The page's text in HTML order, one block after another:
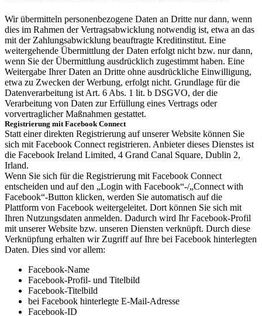
Wir übermitteln personenbezogene Daten an Dritte nur dann, wenn
dies im Rahmen der Vertragsabwicklung notwendig ist, etwa an das
mit der Zahlungsabwicklung beauftragte Kreditinstitut. Eine
weitergehende Übermittlung der Daten erfolgt nicht bzw. nur dann,
wenn Sie der Übermittlung ausdrücklich zugestimmt haben. Eine
Weitergabe Ihrer Daten an Dritte ohne ausdrückliche Einwilligung,
etwa zu Zwecken der Werbung, erfolgt nicht. Grundlage für die
Datenverarbeitung ist Art. 6 Abs. 1 lit. b DSGVO, der die
Verarbeitung von Daten zur Erfüllung eines Vertrags oder
vorvertraglicher Maßnahmen gestattet.
Registrierung mit Facebook Connect
Statt einer direkten Registrierung auf unserer Website können Sie
sich mit Facebook Connect registrieren. Anbieter dieses Dienstes ist
die Facebook Ireland Limited, 4 Grand Canal Square, Dublin 2,
Irland.
Wenn Sie sich für die Registrierung mit Facebook Connect
entscheiden und auf den „Login with Facebook“-/„Connect with
Facebook“-Button klicken, werden Sie automatisch auf die
Plattform von Facebook weitergeleitet. Dort können Sie sich mit
Ihren Nutzungsdaten anmelden. Dadurch wird Ihr Facebook-Profil
mit unserer Website bzw. unseren Diensten verknüpft. Durch diese
Verknüpfung erhalten wir Zugriff auf Ihre bei Facebook hinterlegten
Daten. Dies sind vor allem:
Facebook-Name
Facebook-Profil- und Titelbild
Facebook-Titelbild
bei Facebook hinterlegte E-Mail-Adresse
Facebook-ID